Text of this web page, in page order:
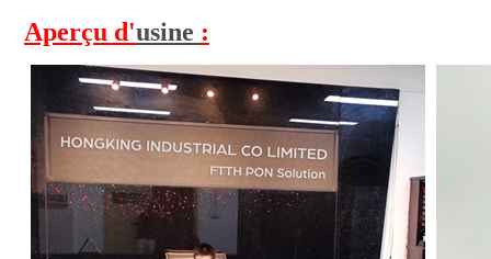
Aperçu d'usine :